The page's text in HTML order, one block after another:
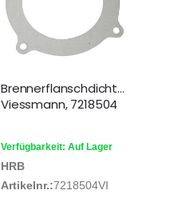
Brennerflanschdichtung
Viessmann, 7218504
Verfügbarkeit: Auf Lager
HRB
Artikelnr.:7218504VI